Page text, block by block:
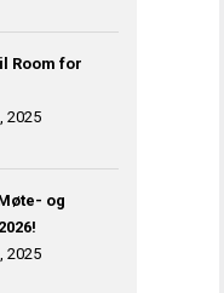
Room for
2025
og
2025